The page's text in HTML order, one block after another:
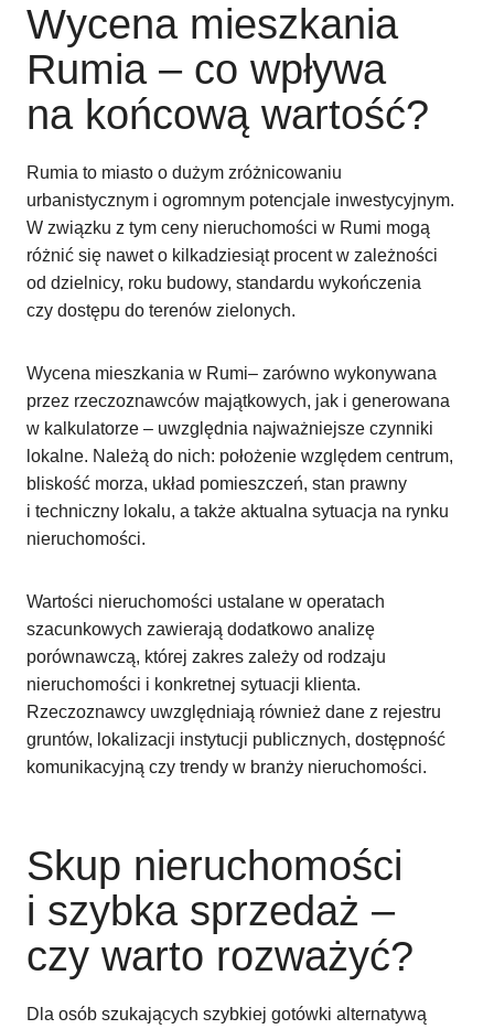
Wycena mieszkania
Rumia – co wpływa
na końcową wartość?
Rumia to miasto o dużym zróżnicowaniu
urbanistycznym i ogromnym potencjale inwestycyjnym.
W związku z tym ceny nieruchomości w Rumi mogą
różnić się nawet o kilkadziesiąt procent w zależności
od dzielnicy, roku budowy, standardu wykończenia
czy dostępu do terenów zielonych.
Wycena mieszkania w Rumi– zarówno wykonywana
przez rzeczoznawców majątkowych, jak i generowana
w kalkulatorze – uwzględnia najważniejsze czynniki
lokalne. Należą do nich: położenie względem centrum,
bliskość morza, układ pomieszczeń, stan prawny
i techniczny lokalu, a także aktualna sytuacja na rynku
nieruchomości.
Wartości nieruchomości ustalane w operatach
szacunkowych zawierają dodatkowo analizę
porównawczą, której zakres zależy od rodzaju
nieruchomości i konkretnej sytuacji klienta.
Rzeczoznawcy uwzględniają również dane z rejestru
gruntów, lokalizacji instytucji publicznych, dostępność
komunikacyjną czy trendy w branży nieruchomości.
Skup nieruchomości
i szybka sprzedaż –
czy warto rozważyć?
Dla osób szukających szybkiej gotówki alternatywą